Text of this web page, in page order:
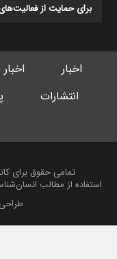
برای حمایت از
اخبار
انتشارات
تمامی حقوق برای
استفاده از مطالب
طراحی